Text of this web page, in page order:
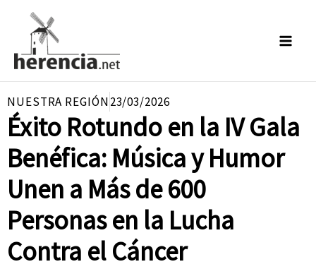
contenido
NUESTRA REGIÓN23/03/2026
Éxito Rotundo en la IV Gala
Benéfica: Música y Humor
Unen a Más de 600
Personas en la Lucha
Contra el Cáncer